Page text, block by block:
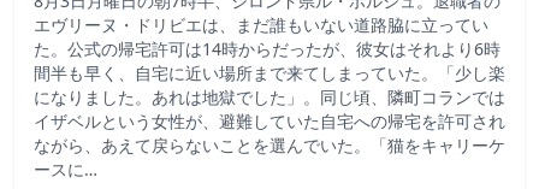
エヴリーヌ・ドリビエは、まだ誰もいない道路脇に立ってい
た。公式の帰宅許可は14時からだったが、彼女はそれより6時
間半も早く、自宅に近い場所まで来てしまっていた。「少し楽
になりました。あれは地獄でした」。同じ頃、隣町コランでは
イザベルという女性が、避難していた自宅への帰宅を許可され
ながら、あえて戻らないことを選んでいた。「猫をキャリーケ
ースに…